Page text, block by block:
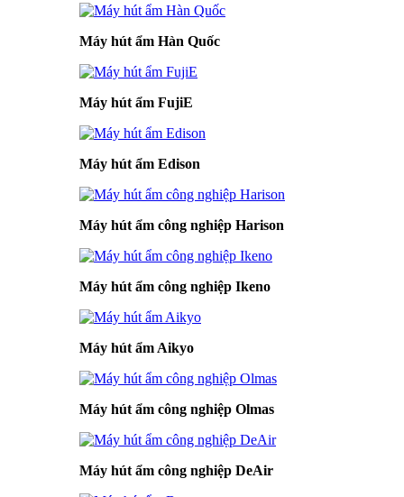
Máy hút ẩm Hàn Quốc
Máy hút ẩm FujiE
Máy hút ẩm Edison
Máy hút ẩm công nghiệp Harison
Máy hút ẩm công nghiệp Ikeno
Máy hút ẩm Aikyo
Máy hút ẩm công nghiệp Olmas
Máy hút ẩm công nghiệp DeAir